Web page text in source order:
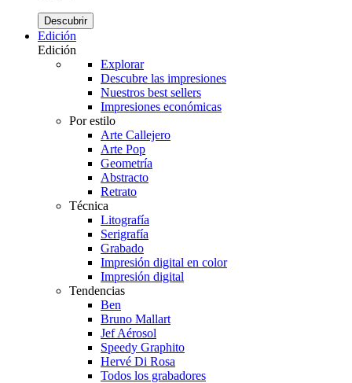
Descubrir
Edición
Edición
Explorar
Descubre las impresiones
Nuestros best sellers
Impresiones económicas
Por estilo
Arte Callejero
Arte Pop
Geometría
Abstracto
Retrato
Técnica
Litografía
Serigrafía
Grabado
Impresión digital en color
Impresión digital
Tendencias
Ben
Bruno Mallart
Jef Aérosol
Speedy Graphito
Hervé Di Rosa
Todos los grabadores